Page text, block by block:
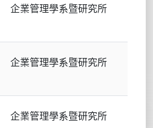
企業管理學系暨研究所
企業管理學系暨研究所
企業管理學系暨研究所